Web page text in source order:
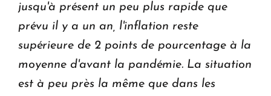
jusqu'à présent un peu plus rapide que
prévu il y a un an, l'inflation reste
supérieure de 2 points de pourcentage à la
moyenne d'avant la pandémie. La situation
est à peu près la même que dans les